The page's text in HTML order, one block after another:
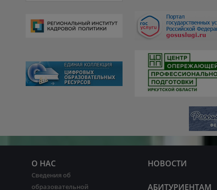
О НАС
Сведения об
образовательной
НОВОСТИ
АБИТУРИЕНТАМ